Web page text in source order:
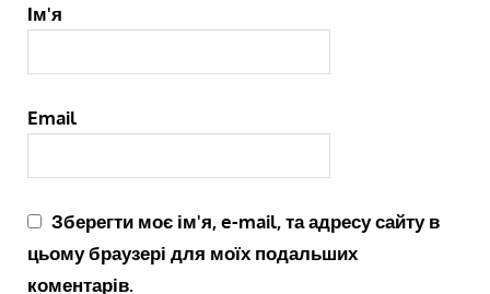
Ім'я
Email
Зберегти моє ім'я, e-mail, та адресу сайту в
цьому браузері для моїх подальших
коментарів.